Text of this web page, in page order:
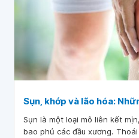
Sụn, khớp và lão hóa:
Sụn là một loại mô liên kết
bao phủ các đầu xương.